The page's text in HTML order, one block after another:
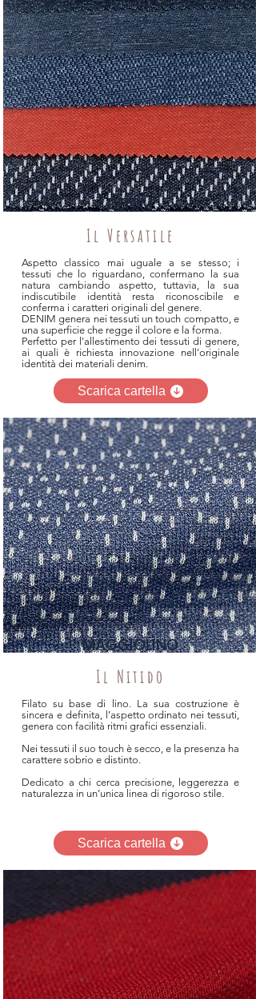
DENIM
Il Versatile
Aspetto classico mai uguale a se stesso; i
tessuti che lo riguardano, confermano la sua
natura cambiando aspetto, tuttavia, la sua
indiscutibile identità resta riconoscibile e
conferma i caratteri originali del genere.
DENIM genera nei tessuti un touch compatto, e
una superficie che regge il colore e la forma.
Perfetto per l'allestimento dei tessuti di genere,
ai quali è richiesta innovazione nell'originale
identità dei materiali denim.
Scarica cartella
MAGGIOLINO
Il Nitido
Filato su base di lino. La sua costruzione è
sincera e definita, l’aspetto ordinato nei tessuti,
genera con facilità ritmi grafici essenziali.
Nei tessuti il suo touch è secco, e la presenza ha
carattere sobrio e distinto.
Dedicato a chi cerca precisione, leggerezza e
naturalezza in un’unica linea di rigoroso stile.
Scarica cartella